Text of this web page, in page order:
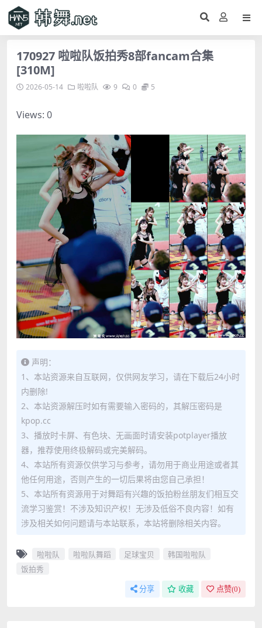
170927 啦啦队饭拍秀8部fancam合集
[310M]
2026-05-14 啦啦队 9 0 5
Views: 0
声明：
1、本站资源来自互联网，仅供网友学习，请在下载后24小时
内删除!
2、本站资源解压时如有需要输入密码的，其解压密码是
kpop.cc
3、播放时卡屏、有色块、无画面时请安装potplayer播放
器，推荐使用终极解码或完美解码。
4、本站所有资源仅供学习与参考，请勿用于商业用途或者其
他任何用途，否则产生的一切后果将由您自己承担！
5、本站所有资源用于对舞蹈有兴趣的饭拍粉丝朋友们相互交
流学习鉴赏！不涉及知识产权！无涉及低俗不良内容！如有
涉及相关如何问题请与本站联系，本站将删除相关内容。
啦啦队 啦啦队舞蹈 足球宝贝
韩国啦啦队
饭拍秀
分享 收藏 点赞(0)